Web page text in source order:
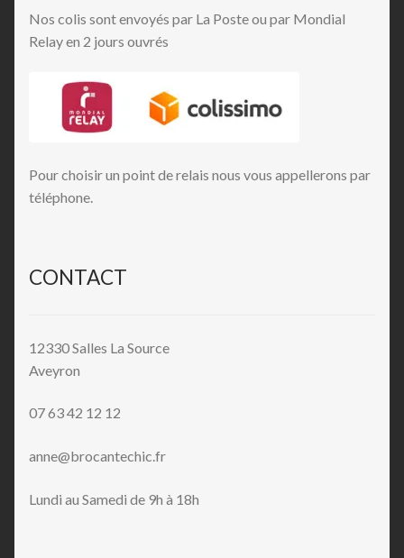
Nos colis sont envoyés par La Poste ou par Mondial
Relay en 2 jours ouvrés
Pour choisir un point de relais nous vous appellerons par
téléphone.
CONTACT
12330 Salles La Source
Aveyron
07 63 42 12 12
anne@brocantechic.fr
Lundi au Samedi de 9h à 18h